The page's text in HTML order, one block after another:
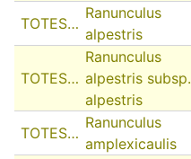
TOTES…
Ranunculus
alpestris
TOTES…
Ranunculus
alpestris subsp.
alpestris
TOTES…
Ranunculus
amplexicaulis